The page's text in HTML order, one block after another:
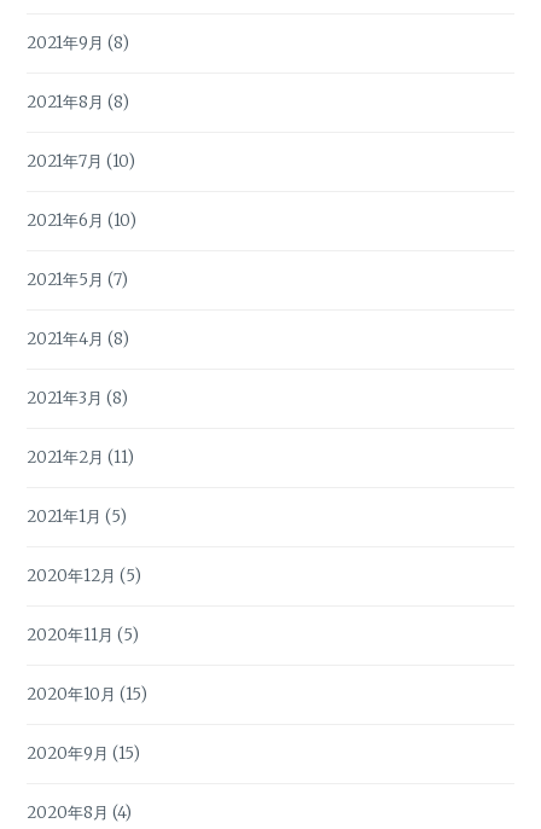
2021年9月 (8)
2021年8月 (8)
2021年7月 (10)
2021年6月 (10)
2021年5月 (7)
2021年4月 (8)
2021年3月 (8)
2021年2月 (11)
2021年1月 (5)
2020年12月 (5)
2020年11月 (5)
2020年10月 (15)
2020年9月 (15)
2020年8月 (4)